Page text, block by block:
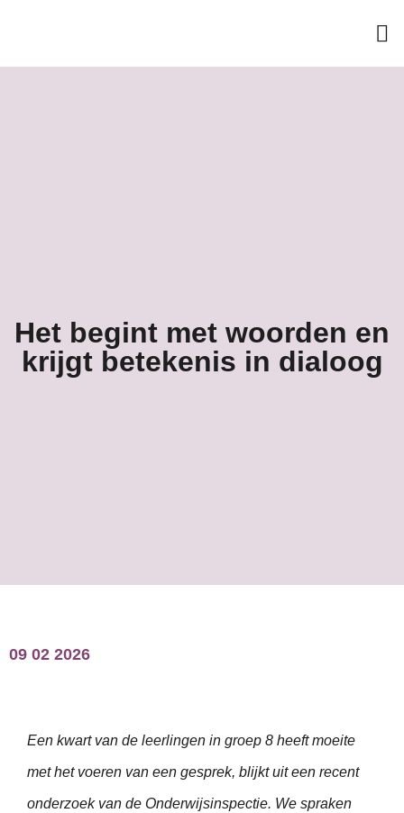
Het begint met woorden en
krijgt betekenis in dialoog
09 02 2026
Een kwart van de leerlingen in groep 8 heeft moeite
met het voeren van een gesprek, blijkt uit een recent
onderzoek van de Onderwijsinspectie. We spraken